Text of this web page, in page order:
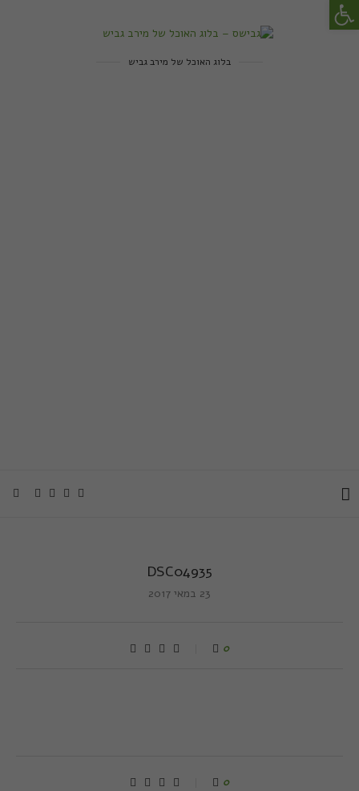
בלוג האוכל של מירב גביש
DSC04935
23 במאי 2017
0
0